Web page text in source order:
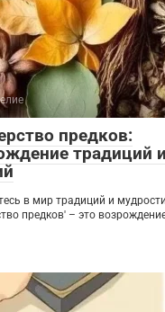
предков:
традиций и
в мир традиций и
предков' – это